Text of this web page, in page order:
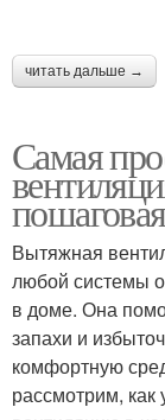
читать дальше →
Самая
Вытяжная
любой системы
в доме. Она
запахи и
комфортную
рассмотрим,